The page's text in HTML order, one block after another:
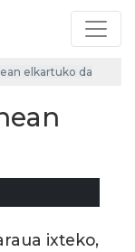
elkartuko da
ixteko,